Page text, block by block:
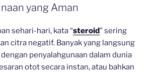
yang Aman
sehari-hari, kata “steroid” sering
citra negatif. Banyak yang langsung
penyalahgunaan dalam dunia
otot secara instan, atau bahkan